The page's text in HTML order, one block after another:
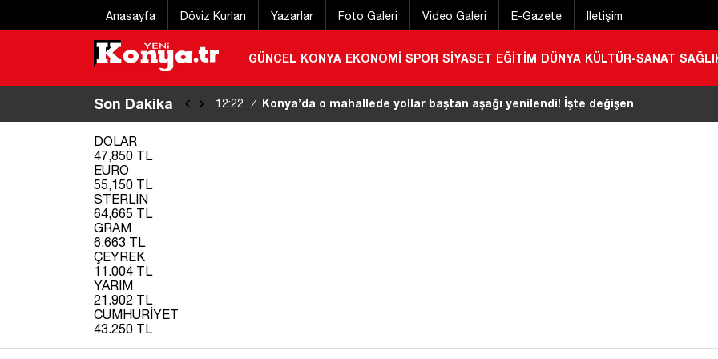
Anasayfa Döviz Kurları Yazarlar Foto Galeri Video Galeri E-Gazete İletişim
GÜNCEL KONYA EKONOMİ SPOR SİYASET EĞİTİM DÜNYA KÜLTÜR-SANAT
Son Dakika 12:20 / Cansever hayatını kaybetti! Cenaze programı detayları belli oldu
DOLAR
47,850 TL
EURO
55,150 TL
STERLİN
64,665 TL
GRAM
6.663 TL
ÇEYREK
11.004 TL
YARIM
21.902 TL
CUMHURİYET
43.250 TL